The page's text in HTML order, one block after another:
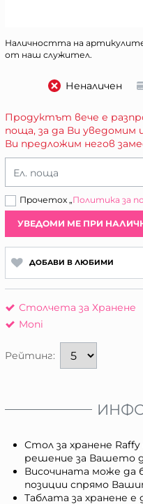
Наличността на
от наш служител.
Неналичен
Продуктът вече е
поща, за да Ви уведомим
Ви предложим негов
Ел. поща
Прочетох „Политика за
УВЕДОМИ МЕ ПРИ
ДОБАВИ В ЛЮБИМИ
Столчета за Хранене
Moni
Рейтинг:
Стол за хранене
решение за Вашето
Височината може да
позиции спрямо
Таблата за хранене е